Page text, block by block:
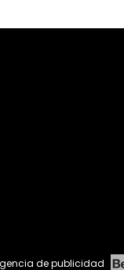
de publicidad